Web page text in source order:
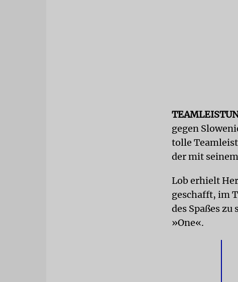
gegen
tolle
der mit
Lob erhielt
geschafft, im
des Spaßes
»One«.